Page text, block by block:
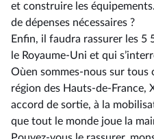
et construire les
de dépenses nécessaires ?
Enfin, il faudra rassurer les 5
le Royaume-Uni et qui
Oùen sommes-nous sur tous
région des Hauts-de-France,
accord de sortie, à la
que tout le monde joue la